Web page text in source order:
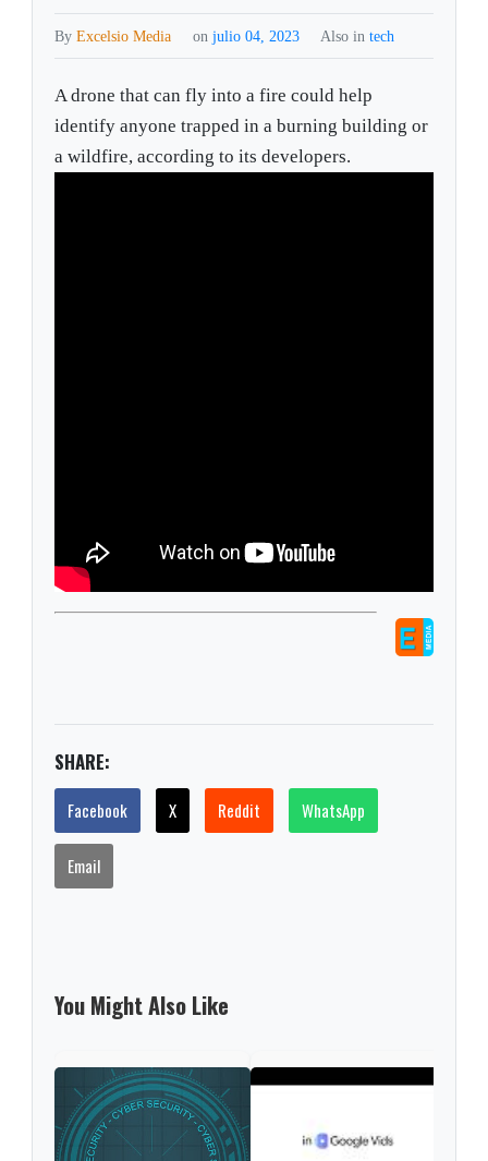
ByExcelsio Media on julio 04, 2023 Also in tech
A drone that can fly into a fire could help
identify anyone trapped in a burning building or
a wildfire, according to its developers.
SHARE:
Facebook X Reddit WhatsApp
Email
You Might Also Like